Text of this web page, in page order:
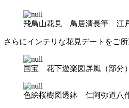
飛鳥山花見 鳥居清長筆 江戸
さらにインテリな花見デートをご
国宝 花下遊楽図屏風（部分
色絵桜樹図透鉢 仁阿弥道八